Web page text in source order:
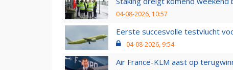
04-08-2026, 10:57
Eerste succesvolle testvlucht
04-08-2026, 9:54
Air France-KLM aast op